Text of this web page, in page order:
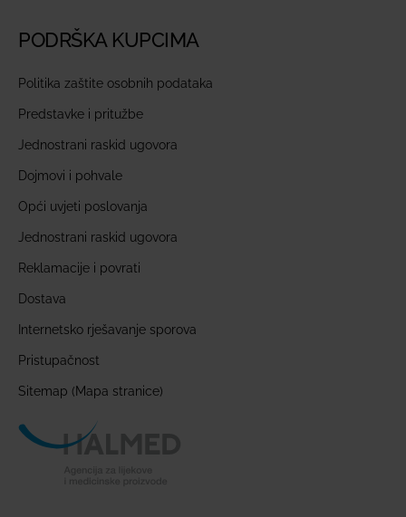
PODRŠKA KUPCIMA
Politika zaštite osobnih podataka
Predstavke i pritužbe
Jednostrani raskid ugovora
Dojmovi i pohvale
Opći uvjeti poslovanja
Jednostrani raskid ugovora
Reklamacije i povrati
Dostava
Internetsko rješavanje sporova
Pristupačnost
Sitemap (Mapa stranice)